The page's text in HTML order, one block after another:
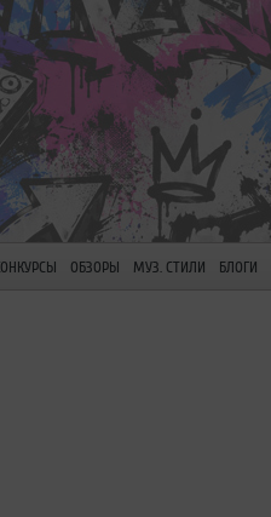
ОБЗОРЫ МУЗ. СТИЛИ БЛОГИ